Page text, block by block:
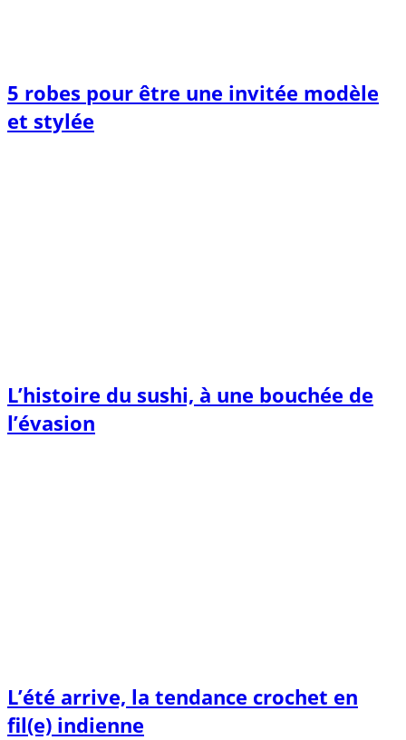
5 robes pour être une invitée modèle
et stylée
L’histoire du sushi, à une bouchée de
l’évasion
L’été arrive, la tendance crochet en
fil(e) indienne